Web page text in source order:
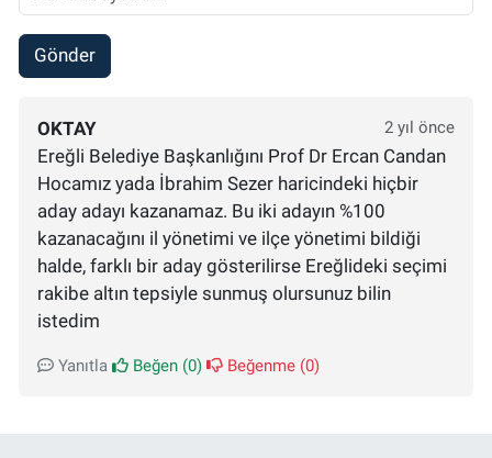
Gönder
OKTAY 2 yıl önce
Ereğli Belediye Başkanlığını Prof Dr Ercan Candan
Hocamız yada İbrahim Sezer haricindeki hiçbir
aday adayı kazanamaz. Bu iki adayın %100
kazanacağını il yönetimi ve ilçe yönetimi bildiği
halde, farklı bir aday gösterilirse Ereğlideki seçimi
rakibe altın tepsiyle sunmuş olursunuz bilin
istedim
Yanıtla Beğen (0) Beğenme (0)